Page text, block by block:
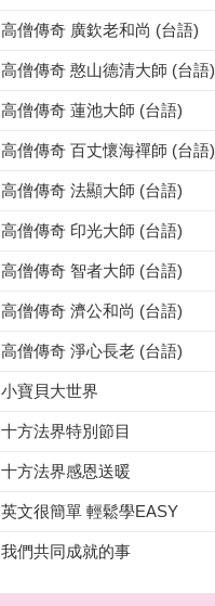
高僧傳奇 廣欽老和尚 (台語)
高僧傳奇 憨山德清大師 (台語)
高僧傳奇 蓮池大師 (台語)
高僧傳奇 百丈懷海禪師 (台語)
高僧傳奇 法顯大師 (台語)
高僧傳奇 印光大師 (台語)
高僧傳奇 智者大師 (台語)
高僧傳奇 濟公和尚 (台語)
高僧傳奇 淨心長老 (台語)
小寶貝大世界
十方法界特別節目
十方法界感恩送暖
英文很簡單 輕鬆學EASY
我們共同成就的事